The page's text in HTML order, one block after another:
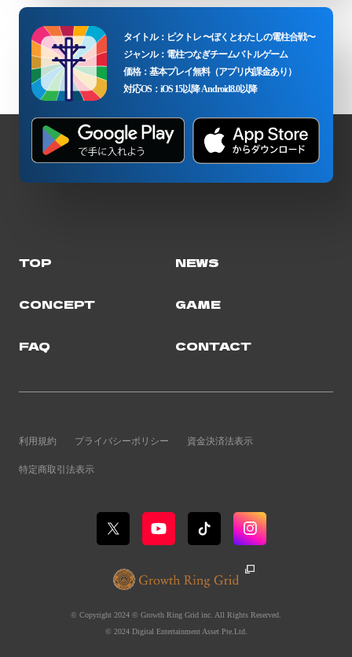
タイトル：ピクトレ 〜ぼくとわたしの電柱合戦〜
ジャンル：電柱つなぎチームバトルゲーム
価格：基本プレイ無料（アプリ内課金あり）
対応OS：iOS 15以降 Android8.0以降
TOP NEWS
CONCEPT GAME
FAQ CONTACT
利用規約 プライバシーポリシー 資金決済法表示
特定商取引法表示
© Copyright 2024 © Growth Ring Grid inc. All Rights Reserved.
© 2024 Digital Entertainment Asset Pte.Ltd.